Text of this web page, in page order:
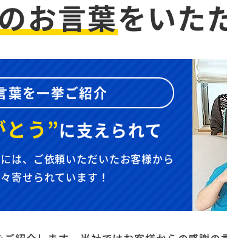
お言葉をいた
葉を一挙ご紹介
とう”に支えられて
は、ご依頼いただいたお客様から
寄せられています！